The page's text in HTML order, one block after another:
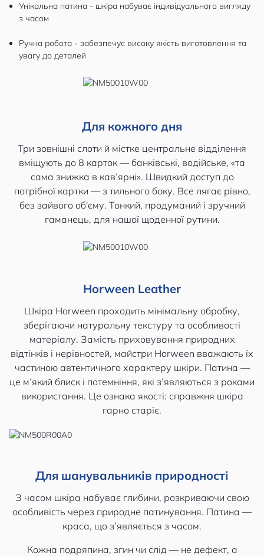
Унікальна патина - шкіра набуває індивідуального вигляду
з часом
Ручна робота - забезпечує високу якість виготовлення та
увагу до деталей
Для кожного дня
Три зовнішні слоти й містке центральне відділення
вміщують до 8 карток — банківські, водійське, «та
сама знижка в кав’ярні». Швидкий доступ до
потрібної картки — з тильного боку. Все лягає рівно,
без зайвого об'єму. Тонкий, продуманий і зручний
гаманець, для нашої щоденної рутини.
Horween Leather
Шкіра Horween проходить мінімальну обробку,
зберігаючи натуральну текстуру та особливості
матеріалу. Замість приховування природних
відтінків і нерівностей, майстри Horween вважають їх
частиною автентичного характеру шкіри. Патина —
це м’який блиск і потемніння, які з’являються з роками
використання. Це ознака якості: справжня шкіра
гарно старіє.
Для шанувальників природності
З часом шкіра набуває глибини, розкриваючи свою
особливість через природне патинування. Патина —
краса, що з’являється з часом.
Кожна подряпина, згин чи слід — не дефект, а